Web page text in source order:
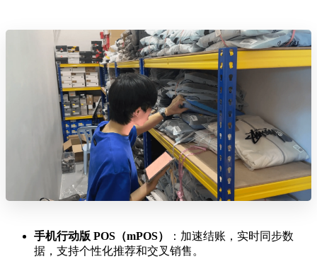
手机行动版 POS（mPOS）
：加速结账，实时同步数
据，支持个性化推荐和交叉销售。